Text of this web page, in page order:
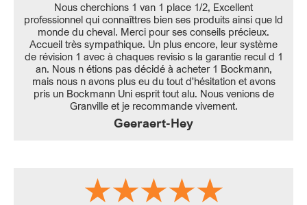
Nous cherchions 1 van 1 place 1/2, Excellent
professionnel qui connaîttres bien ses produits ainsi que ld
monde du cheval. Merci pour ses conseils précieux.
Accueil très sympathique. Un plus encore, leur système
de révision 1 avec à chaques revisio s la garantie recul d 1
an. Nous n étions pas décidé à acheter 1 Bockmann,
mais nous n avons plus eu du tout d'hésitation et avons
pris un Bockmann Uni esprit tout alu. Nous venions de
Granville et je recommande vivement.
Geeraert-Hey